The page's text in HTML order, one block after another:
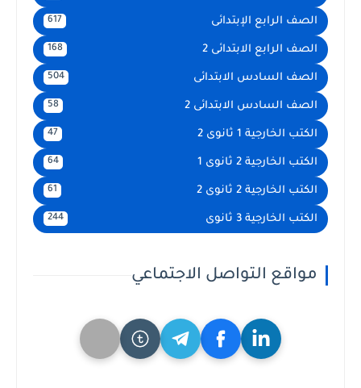
الصف الرابع الإبتدائى 617
الصف الرابع الابتدائى 2 168
الصف السادس الابتدائى 504
الصف السادس الابتدائى 2 58
الكتب الخارجية 1 ثانوى 2 47
الكتب الخارجية 2 ثانوى 1 64
الكتب الخارجية 2 ثانوى 2 61
الكتب الخارجية 3 ثانوى 244
مواقع التواصل الاجتماعي